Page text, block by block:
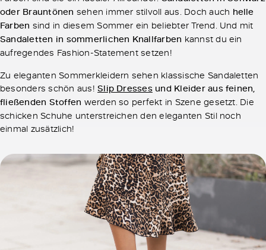
oder Brauntönen sehen immer stilvoll aus. Doch auch helle
Farben sind in diesem Sommer ein beliebter Trend. Und mit
Sandaletten in sommerlichen Knallfarben kannst du ein
aufregendes Fashion-Statement setzen!
Zu eleganten Sommerkleidern sehen klassische Sandaletten
besonders schön aus!Slip Dressesund Kleider aus feinen,
fließenden Stoffen werden so perfekt in Szene gesetzt. Die
schicken Schuhe unterstreichen den eleganten Stil noch
einmal zusätzlich!